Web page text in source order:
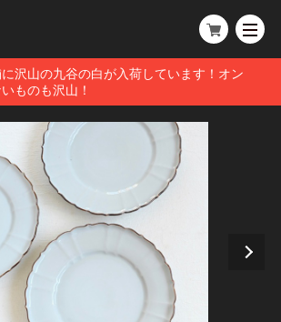
沢山の九谷の白が入荷しています！オン
ものも沢山！